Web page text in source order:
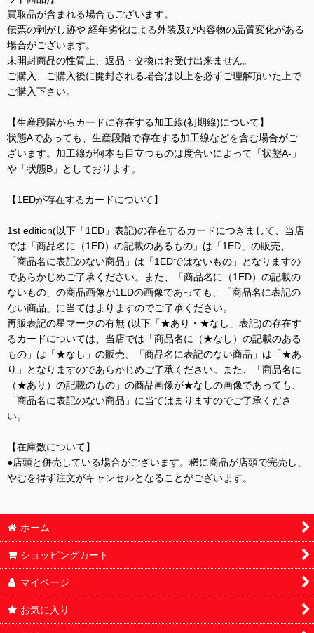
買取品が含まれる場合もございます。
伝票の剥がし跡や 経年劣化による外装及び内容物の品質変化がある
場合がございます。
未開封商品の性質上、返品・交換はお受け出来ません。
ご購入、ご購入後に開封される場合は以上を必ずご理解頂いた上で
ご購入下さい。
【生産段階からカードに存在する加工線(初期線)について】
状態Aであっても、生産段階で存在する加工線などを含む場合がご
ざいます。加工線が何本も目立つものは度合いによって「状態A-」
や「状態B」としております。
【1EDが存在するカードについて】
1st edition(以下「1ED」表記)の存在するカードにつきまして、当店
では「商品名に（1ED）の記載のあるもの」は「1ED」の販売、
「商品名に表記のない商品」は「1EDではないもの」となりますの
であらかじめご了承ください。また、「商品名に（1ED）の記載の
ないもの」の商品画像が1EDの画像であっても、「商品名に表記の
ない商品」に当てはまりますのでご了承ください。
再販表記の星マークの有無 (以下「★あり・★なし」表記)の存在す
るカードについては、当店では「商品名に（★なし）の記載のある
もの」は「★なし」の販売、「商品名に表記のない商品」は「★あ
り」となりますのであらかじめご了承ください。また、「商品名に
（★あり）の記載のもの」の商品画像が★なしの画像であっても、
「商品名に表記のない商品」に当てはまりますのでご了承くださ
い。
【在庫数について】
●店頭と併売している場合がございます。稀に商品が店頭で完売し、
やむを得ず注文がキャンセルとなることがございます。
ホーム
ショッピングカート
マイページ
お気に入り